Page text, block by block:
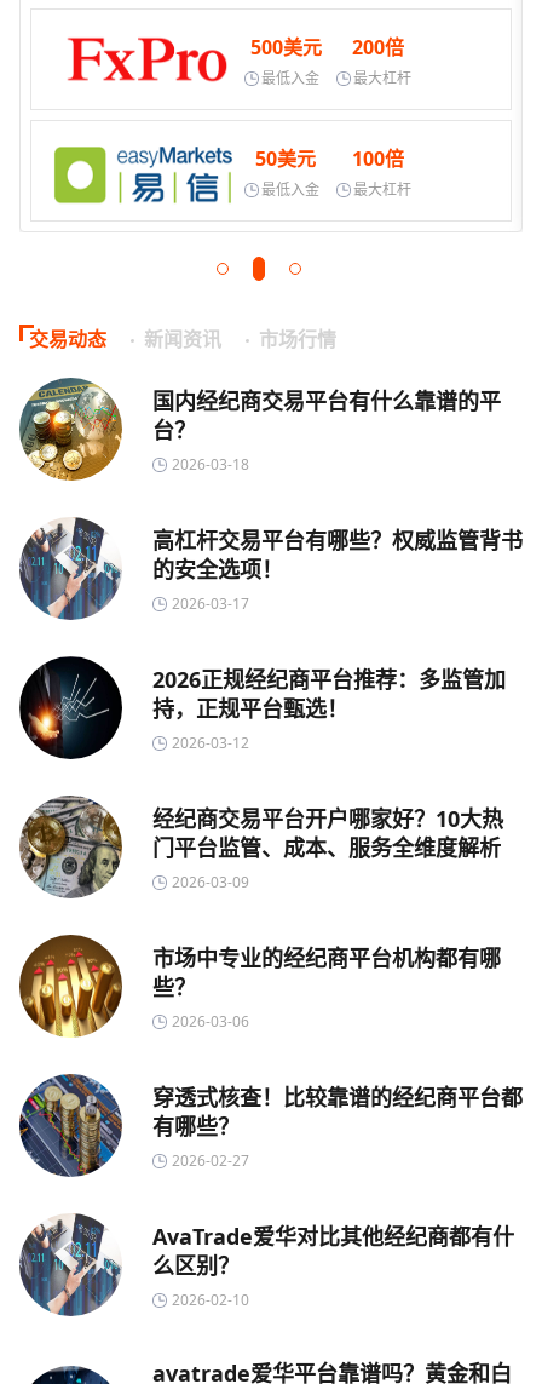
500美元
最低入金
200倍
最大杠杆
50美元
最低入金
100倍
最大杠杆
交易动态 新闻资讯 市场行情
国内经纪商交易平台有什么靠谱的平
台？
2026-03-18
高杠杆交易平台有哪些？权威监管背书
的安全选项！
2026-03-17
2026正规经纪商平台推荐：多监管加
持，正规平台甄选！
2026-03-12
经纪商交易平台开户哪家好？10大热
门平台监管、成本、服务全维度解析
2026-03-09
市场中专业的经纪商平台机构都有哪
些？
2026-03-06
穿透式核查！比较靠谱的经纪商平台都
有哪些？
2026-02-27
AvaTrade爱华对比其他经纪商都有什
么区别？
2026-02-10
avatrade爱华平台靠谱吗？黄金和白